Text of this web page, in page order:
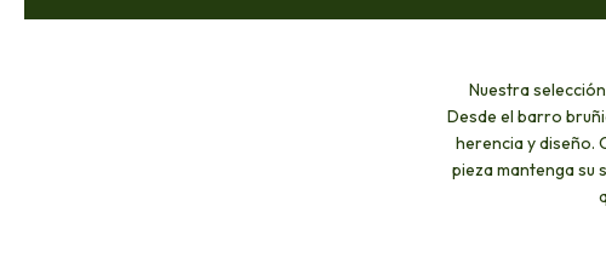
Nuestra
Desde el barro
herencia y diseño.
pieza mantenga su